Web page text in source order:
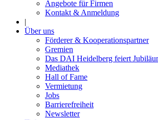
Angebote für Firmen
Kontakt & Anmeldung
|
Über uns
Förderer & Kooperationspartner
Gremien
Das DAI Heidelberg feiert
Mediathek
Hall of Fame
Vermietung
Jobs
Barrierefreiheit
Newsletter